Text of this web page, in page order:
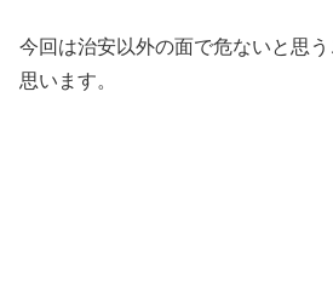
今回は治安以外の面で危ないと思
思います。